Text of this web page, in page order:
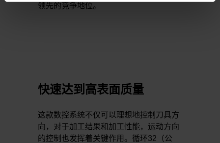
领先的竞争地位。
快速达到高表面质量
这款数控系统不仅可以理想地控制刀具方
向，对于加工结果和加工性能，运动方向
的控制也发挥着关键作用。循环32（公